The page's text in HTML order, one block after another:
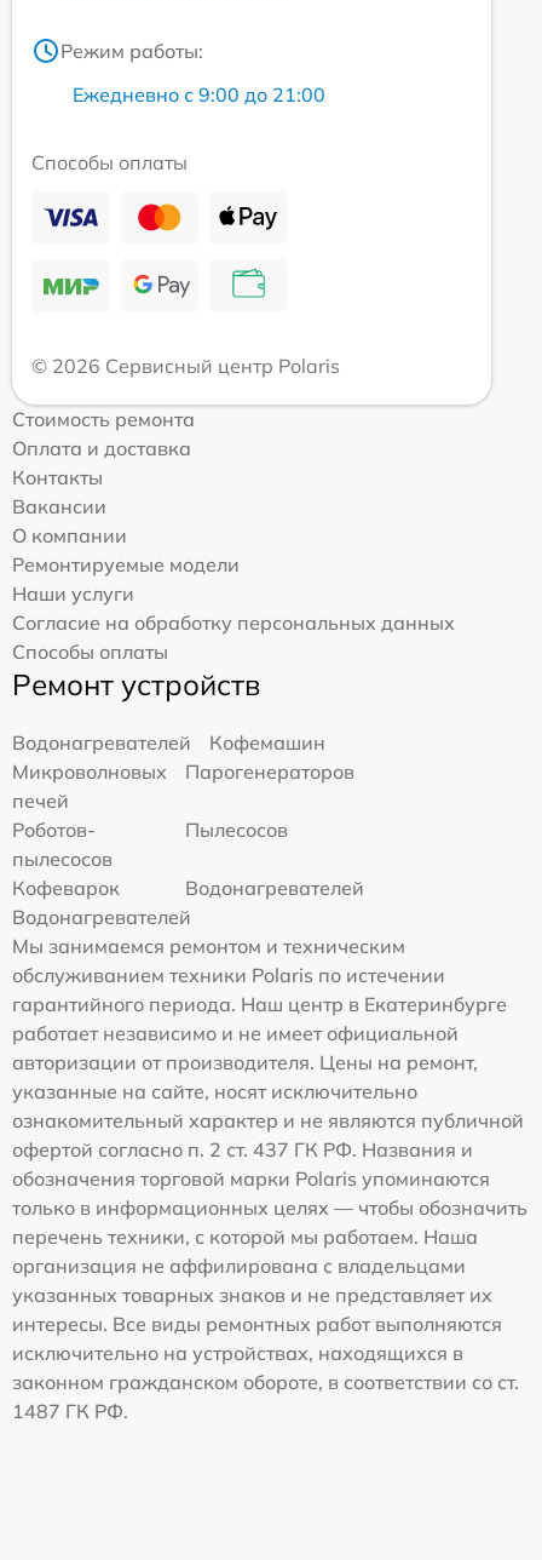
Режим работы:
Ежедневно с 9:00 до 21:00
Способы оплаты
© 2026 Сервисный центр Polaris
Стоимость ремонта
Оплата и доставка
Контакты
Вакансии
О компании
Ремонтируемые модели
Наши услуги
Согласие на обработку персональных данных
Способы оплаты
Ремонт устройств
Водонагревателей
Кофемашин
Микроволновых
печей
Парогенераторов
Роботов-
пылесосов
Пылесосов
Кофеварок
Водонагревателей
Водонагревателей
Мы занимаемся ремонтом и техническим
обслуживанием техники Polaris по истечении
гарантийного периода. Наш центр в Екатеринбурге
работает независимо и не имеет официальной
авторизации от производителя. Цены на ремонт,
указанные на сайте, носят исключительно
ознакомительный характер и не являются публичной
офертой согласно п. 2 ст. 437 ГК РФ. Названия и
обозначения торговой марки Polaris упоминаются
только в информационных целях — чтобы обозначить
перечень техники, с которой мы работаем. Наша
организация не аффилирована с владельцами
указанных товарных знаков и не представляет их
интересы. Все виды ремонтных работ выполняются
исключительно на устройствах, находящихся в
законном гражданском обороте, в соответствии со ст.
1487 ГК РФ.